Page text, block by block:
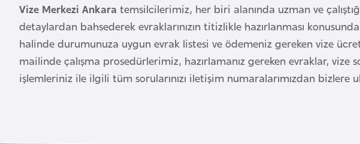
Vize Merkezi Ankara temsilcilerimiz, her biri alanında uzman ve
detaylardan bahsederek evraklarınızın titizlikle hazırlanması
halinde durumunuza uygun evrak listesi ve ödemeniz gereken vize
mailinde çalışma prosedürlerimiz, hazırlamanız gereken evraklar,
işlemleriniz ile ilgili tüm sorularınızı iletişim numaralarımızdan bizlere
s
t
a
n